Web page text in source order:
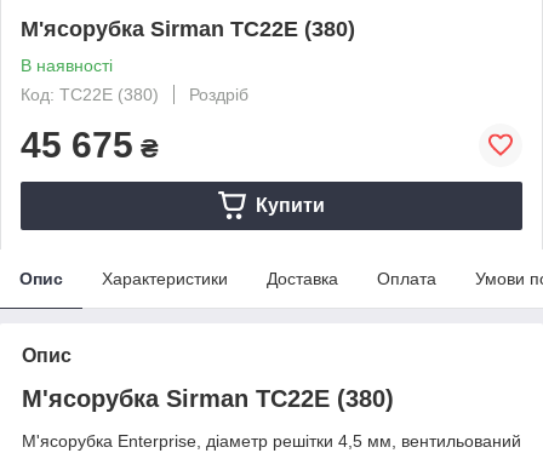
М'ясорубка Sirman TC22E (380)
В наявності
Код: TC22E (380)
Роздріб
45 675 ₴
Купити
Опис Характеристики Доставка Оплата Умови
Опис
М'ясорубка Sirman TC22E (380)
М'ясорубка Enterprise, діаметр решітки 4,5 мм, вентильований